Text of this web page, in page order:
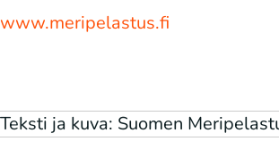
www.meripelastus.fi
Teksti ja kuva: Suomen